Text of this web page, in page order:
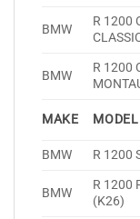
BMW
R 1200
BMW
R 1200
MAKE MODEL
BMW R 1200
BMW
R 1200
(K26)